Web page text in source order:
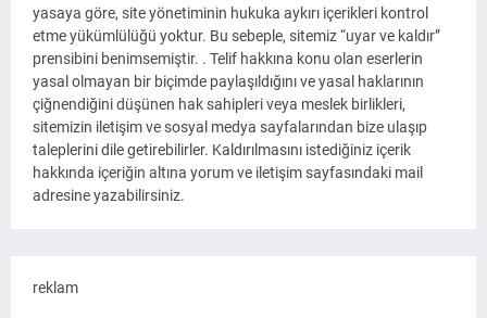
yasaya göre, site yönetiminin hukuka aykırı içerikleri kontrol
etme yükümlülüğü yoktur. Bu sebeple, sitemiz “uyar ve kaldır”
prensibini benimsemiştir. . Telif hakkına konu olan eserlerin
yasal olmayan bir biçimde paylaşıldığını ve yasal haklarının
çiğnendiğini düşünen hak sahipleri veya meslek birlikleri,
sitemizin iletişim ve sosyal medya sayfalarından bize ulaşıp
taleplerini dile getirebilirler. Kaldırılmasını istediğiniz içerik
hakkında içeriğin altına yorum ve iletişim sayfasındaki mail
adresine yazabilirsiniz.
reklam